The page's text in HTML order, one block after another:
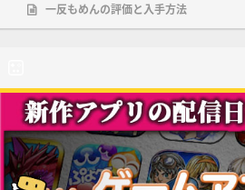
一反もめんの評価と入手方法